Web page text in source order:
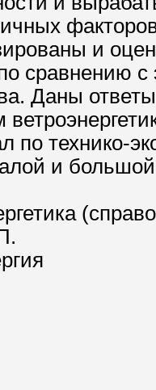
и
сравнению
Даны
по технико-
и